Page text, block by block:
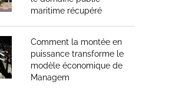
maritime récupéré
Comment la montée en
puissance transforme le
modèle économique de
Managem